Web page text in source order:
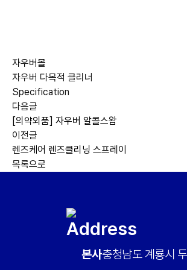
자우버몰
자우버 다목적 클리너
Specification
다음글
[의약외품] 자우버 알콜스왑
이전글
렌즈케어 렌즈클리닝 스프레이
목록으로
Address
본사충청남도 계룡시